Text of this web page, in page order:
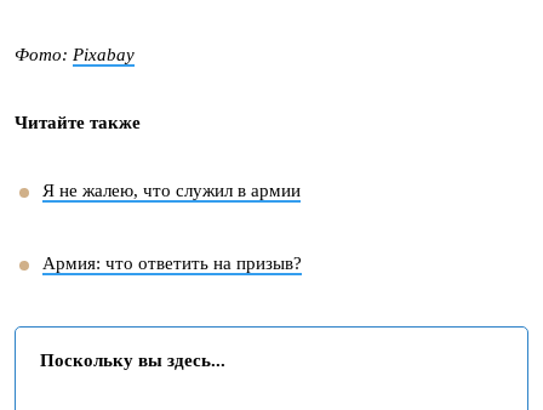
Фото: Pixabay
Читайте также
Я не жалею, что служил в армии
Армия: что ответить на призыв?
Поскольку вы здесь...